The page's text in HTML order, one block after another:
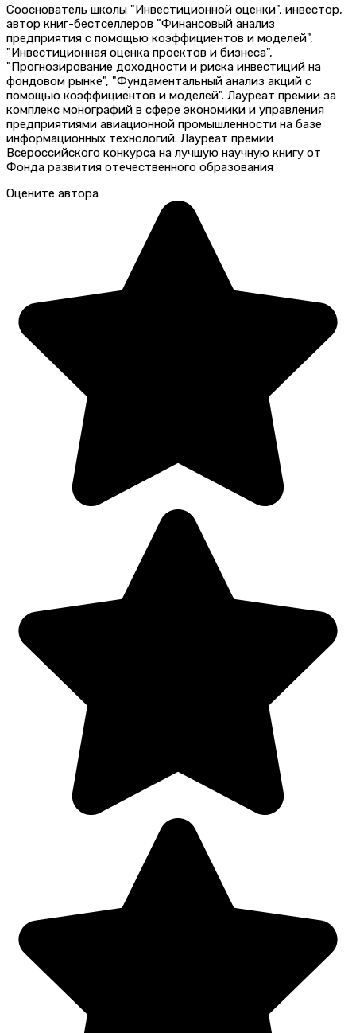
Сооснователь школы "Инвестиционной оценки", инвестор,
автор книг-бестселлеров "Финансовый анализ
предприятия с помощью коэффициентов и моделей",
"Инвестиционная оценка проектов и бизнеса",
"Прогнозирование доходности и риска инвестиций на
фондовом рынке", "Фундаментальный анализ акций с
помощью коэффициентов и моделей". Лауреат премии за
комплекс монографий в сфере экономики и управления
предприятиями авиационной промышленности на базе
информационных технологий. Лауреат премии
Всероссийского конкурса на лучшую научную книгу от
Фонда развития отечественного образования
Оцените автора